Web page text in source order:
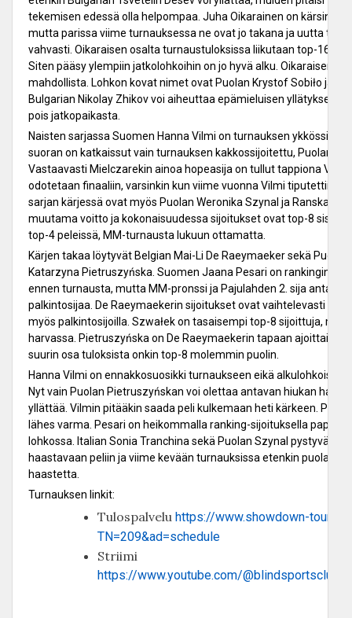
tekemisen edessä olla helpompaa. Juha Oikarainen on kärsinyt
mutta parissa viime turnauksessa ne ovat jo takana ja uutta
vahvasti. Oikaraisen osalta turnaustuloksissa liikutaan top-16
Siten pääsy ylempiin jatkolohkoihin on jo hyvä alku. Oikaraisen
mahdollista. Lohkon kovat nimet ovat Puolan Krystof Sobiło ja
Bulgarian Nikolay Zhikov voi aiheuttaa epämieluisen yllätyksen
pois jatkopaikasta.
Naisten sarjassa Suomen Hanna Vilmi on turnauksen
suoran on katkaissut vain turnauksen kakkossijoitettu, Puolan
Vastaavasti Mielczarekin ainoa hopeasija on tullut tappiona
odotetaan finaaliin, varsinkin kun viime vuonna Vilmi tiputettiin
sarjan kärjessä ovat myös Puolan Weronika Szynal ja Ranskan
muutama voitto ja kokonaisuudessa sijoitukset ovat top-8
top-4 peleissä, MM-turnausta lukuun ottamatta.
Kärjen takaa löytyvät Belgian Mai-Li De Raeymaeker sekä Puolan
Katarzyna Pietruszyńska. Suomen Jaana Pesari on rankingin
ennen turnausta, mutta MM-pronssi ja Pajulahden 2. sija
palkintosijaa. De Raeymaekerin sijoitukset ovat vaihtelevasti
myös palkintosijoilla. Szwałek on tasaisempi top-8 sijoittuja,
harvassa. Pietruszyńska on De Raeymaekerin tapaan ajoittain
suurin osa tuloksista onkin top-8 molemmin puolin.
Hanna Vilmi on ennakkosuosikki turnaukseen eikä alkulohkoista
Nyt vain Puolan Pietruszyńskan voi olettaa antavan hiukan
yllättää. Vilmin pitääkin saada peli kulkemaan heti kärkeen.
lähes varma. Pesari on heikommalla ranking-sijoituksella
lohkossa. Italian Sonia Tranchina sekä Puolan Szynal pystyvät
haastavaan peliin ja viime kevään turnauksissa etenkin
haastetta.
Turnauksen linkit:
Tulospalvelu https://www.showdown-
TN=209&ad=schedule
Striimi
https://www.youtube.com/